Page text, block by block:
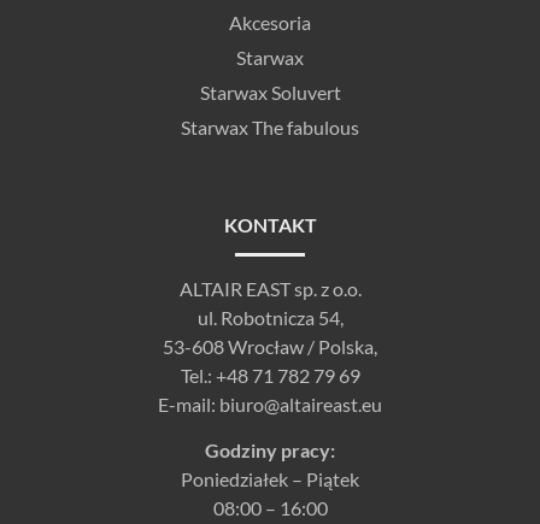
Akcesoria
Starwax
Starwax Soluvert
Starwax The fabulous
KONTAKT
ALTAIR EAST sp. z o.o.
ul. Robotnicza 54,
53-608 Wrocław / Polska,
Tel.: +48 71 782 79 69
E-mail: biuro@altaireast.eu
Godziny pracy:
Poniedziałek – Piątek
08:00 – 16:00